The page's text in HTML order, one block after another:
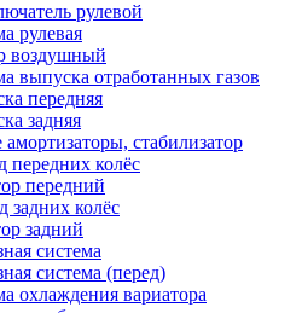
рулевой
рулевая
воздушный
выпуска отработанных газов
передняя
задняя
амортизаторы, стабилизатор
передних колёс
передний
задних колёс
задний
система
система (перед)
охлаждения вариатора